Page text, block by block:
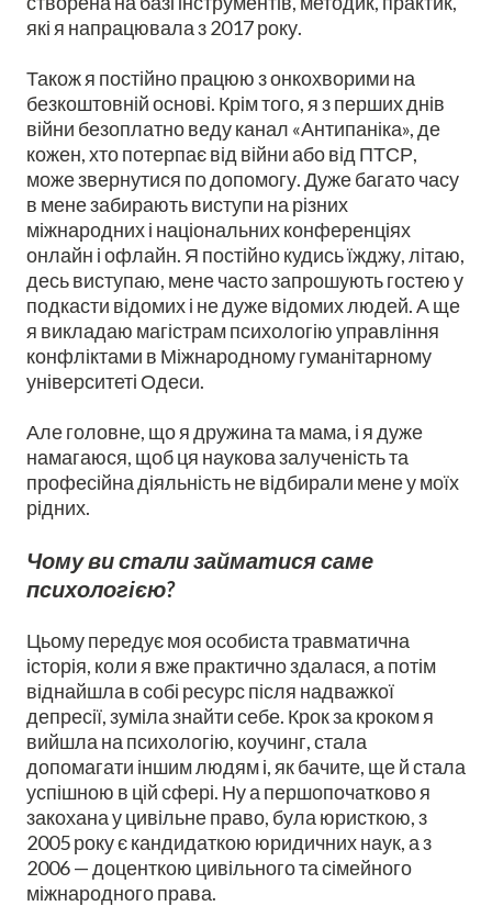
які я напрацювала з 2017 року.
Також я постійно працюю з онкохворими на
безкоштовній основі. Крім того, я з перших днів
війни безоплатно веду канал «Антипаніка», де
кожен, хто потерпає від війни або від ПТСР,
може звернутися по допомогу. Дуже багато часу
в мене забирають виступи на різних
міжнародних і національних конференціях
онлайн і офлайн. Я постійно кудись їжджу, літаю,
десь виступаю, мене часто запрошують гостею у
подкасти відомих і не дуже відомих людей. А ще
я викладаю магістрам психологію управління
конфліктами в Міжнародному гуманітарному
університеті Одеси.
Але головне, що я дружина та мама, і я дуже
намагаюся, щоб ця наукова залученість та
професійна діяльність не відбирали мене у моїх
рідних.
Чому ви стали займатися саме
психологією?
Цьому передує моя особиста травматична
історія, коли я вже практично здалася, а потім
віднайшла в собі ресурс після надважкої
депресії, зуміла знайти себе. Крок за кроком я
вийшла на психологію, коучинг, стала
допомагати іншим людям і, як бачите, ще й стала
успішною в цій сфері. Ну а першопочатково я
закохана у цивільне право, була юристкою, з
2005 року є кандидаткою юридичних наук, а з
2006 — доценткою цивільного та сімейного
міжнародного права.